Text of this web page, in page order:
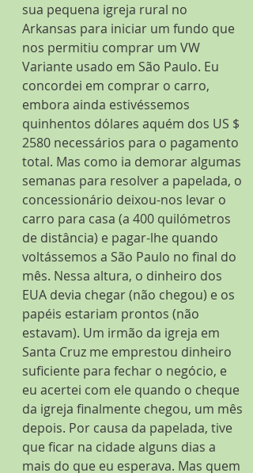
sua pequena igreja rural no
Arkansas para iniciar um fundo que
nos permitiu comprar um VW
Variante usado em São Paulo. Eu
concordei em comprar o carro,
embora ainda estivéssemos
quinhentos dólares aquém dos US $
2580 necessários para o pagamento
total. Mas como ia demorar algumas
semanas para resolver a papelada, o
concessionário deixou-nos levar o
carro para casa (a 400 quilómetros
de distância) e pagar-lhe quando
voltássemos a São Paulo no final do
mês. Nessa altura, o dinheiro dos
EUA devia chegar (não chegou) e os
papéis estariam prontos (não
estavam). Um irmão da igreja em
Santa Cruz me emprestou dinheiro
suficiente para fechar o negócio, e
eu acertei com ele quando o cheque
da igreja finalmente chegou, um mês
depois. Por causa da papelada, tive
que ficar na cidade alguns dias a
mais do que eu esperava. Mas quem